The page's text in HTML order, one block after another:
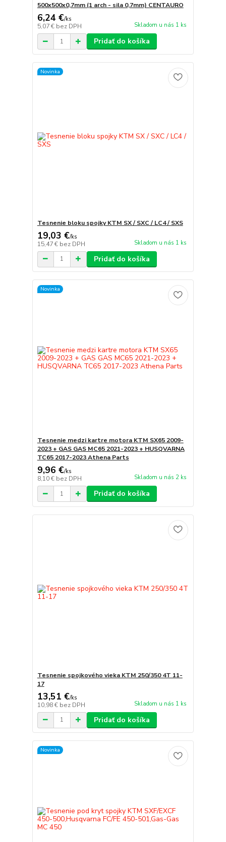
500x500x0,7mm (1 arch - sila 0,7mm) CENTAURO
6,24 €/ks
5,07 € bez DPH Skladom u nás 1 ks
Pridať do košíka
Novinka
Tesnenie bloku spojky KTM SX / SXC / LC4 / SXS
19,03 €/ks
15,47 € bez DPH Skladom u nás 1 ks
Pridať do košíka
Novinka
Tesnenie medzi kartre motora KTM SX65 2009-
2023 + GAS GAS MC65 2021-2023 + HUSQVARNA
TC65 2017-2023 Athena Parts
9,96 €/ks
8,10 € bez DPH Skladom u nás 2 ks
Pridať do košíka
Tesnenie spojkového vieka KTM 250/350 4T 11-
17
13,51 €/ks
10,98 € bez DPH Skladom u nás 1 ks
Pridať do košíka
Novinka